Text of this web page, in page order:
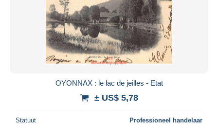
OYONNAX : le lac de jeilles - Etat
± US$ 5,78
Statuut Professioneel handelaar